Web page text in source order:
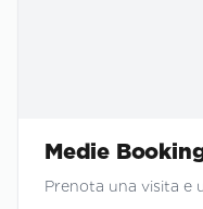
Medie
Prenota una visita e